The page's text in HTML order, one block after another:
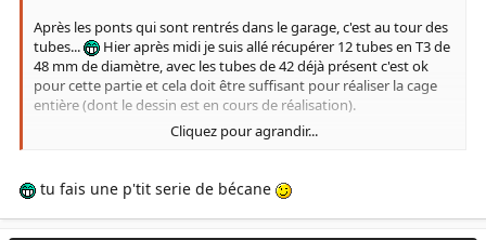
Après les ponts qui sont rentrés dans le garage, c'est au tour des
tubes...
Hier après midi je suis allé récupérer 12 tubes en T3 de
48 mm de diamètre, avec les tubes de 42 déjà présent c'est ok
pour cette partie et cela doit être suffisant pour réaliser la cage
entière (dont le dessin est en cours de réalisation).
Prochaine étape, et après le tube notcher, la construction d'une
Voir la pièce jointe 15202
Cliquez pour agrandir...
tu fais une p'tit serie de bécane